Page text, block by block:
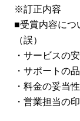
※訂正内容
■受賞内容につ
（誤）
・サービスの
・サポートの
・料金の妥当
・営業担当の